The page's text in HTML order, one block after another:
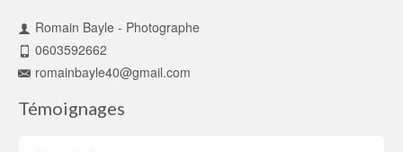
Romain Bayle - Photographe
0603592662
romainbayle40@gmail.com
Témoignages